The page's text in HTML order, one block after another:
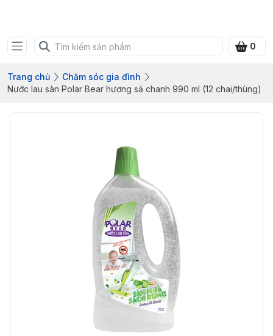
0
Trang chủ
Chăm sóc gia đình
Nước lau sàn Polar Bear hương sả chanh 990 ml (12 chai/thùng)